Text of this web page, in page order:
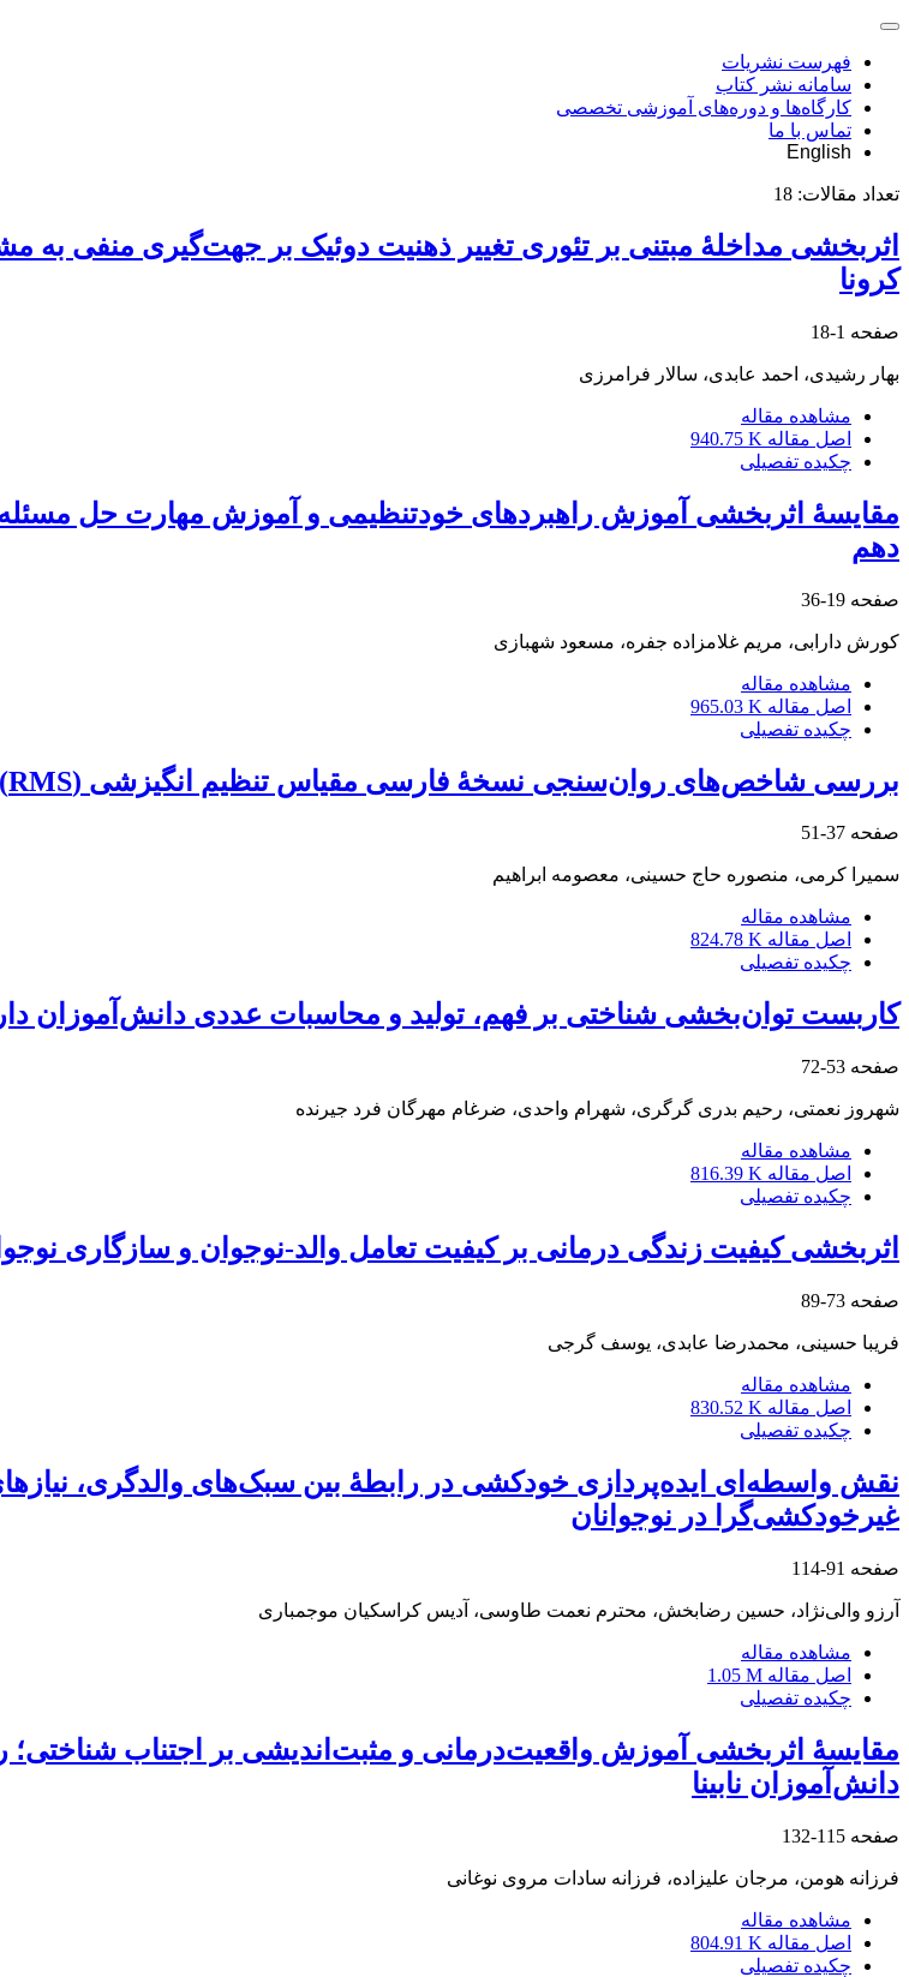
فهرست نشریات
سامانه نشر کتاب
کارگاه‌ها و دوره‌های آموزشی تخصصی
تماس با ما
English
تعداد مقالات: 18
اثربخشی مداخلۀ مبتنی بر تئوری تغییر ذهنیت دوئیک بر جهت‌گیری منفی
کرونا
صفحه 1-18
بهار رشیدی، احمد عابدی، سالار فرامرزی
مشاهده مقاله
اصل مقاله 940.75 K
چکیده تفصیلی
مقایسۀ اثربخشی آموزش راهبردهای خودتنظیمی و آموزش مهارت حل مسئله
دهم
صفحه 19-36
کورش دارابی، مریم غلامزاده جفره، مسعود شهبازی
مشاهده مقاله
اصل مقاله 965.03 K
چکیده تفصیلی
بررسی شاخص‌های روان‌سنجی نسخۀ فارسی مقیاس تنظیم انگیزشی (RMS) در بین دانشجویان
صفحه 37-51
سمیرا کرمی، منصوره حاج حسینی، معصومه ابراهیم
مشاهده مقاله
اصل مقاله 824.78 K
چکیده تفصیلی
کاربست توان‌بخشی شناختی بر فهم، تولید و محاسبات عددی دانش‌آموزان
صفحه 53-72
شهروز نعمتی، رحیم بدری گرگری، شهرام واحدی، ضرغام مهرگان فرد جیرنده
مشاهده مقاله
اصل مقاله 816.39 K
چکیده تفصیلی
اثربخشی کیفیت زندگی درمانی بر کیفیت تعامل والد-نوجوان و سازگاری
صفحه 73-89
فریبا حسینی، محمدرضا عابدی، یوسف گرجی
مشاهده مقاله
اصل مقاله 830.52 K
چکیده تفصیلی
نقش واسطه‌ای ایده‌پردازی خودکشی در رابطۀ بین سبک‌های والدگری،
غیرخودکشی‌گرا در نوجوانان
صفحه 91-114
آرزو والی‌نژاد، حسین رضابخش، محترم نعمت طاوسی، آدیس کراسکیان موجمباری
مشاهده مقاله
اصل مقاله 1.05 M
چکیده تفصیلی
مقایسۀ اثربخشی آموزش واقعیت‌درمانی و مثبت‌اندیشی بر اجتناب شناختی؛
دانش‌آموزان نابینا
صفحه 115-132
فرزانه هومن، مرجان علیزاده، فرزانه سادات مروی نوغانی
مشاهده مقاله
اصل مقاله 804.91 K
چکیده تفصیلی